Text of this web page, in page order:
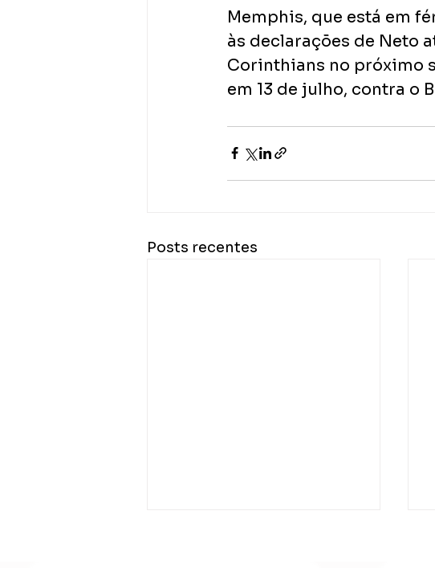
Memphis, que está em
às declarações de Neto
Corinthians no próximo
em 13 de julho, contra o
Posts recentes